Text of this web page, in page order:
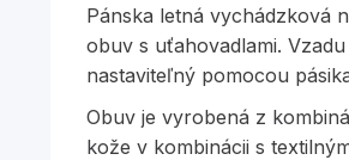
Pánska letná vychádzková
obuv s uťahovadlami.
nastaviteľný pomocou
Obuv je vyrobená z
kože v kombinácii s